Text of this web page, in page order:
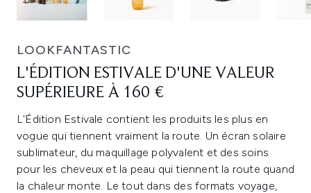
LOOKFANTASTIC
L'ÉDITION ESTIVALE D'UNE VALEUR
SUPÉRIEURE À 160 €
L'Édition Estivale contient les produits les plus en
vogue qui tiennent vraiment la route. Un écran solaire
sublimateur, du maquillage polyvalent et des soins
pour les cheveux et la peau qui tiennent la route quand
la chaleur monte. Le tout dans des formats voyage,